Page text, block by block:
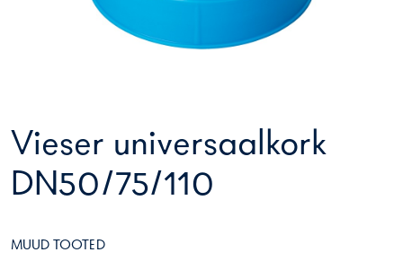
Vieser universaalkork
DN50/75/110
MUUD TOOTED